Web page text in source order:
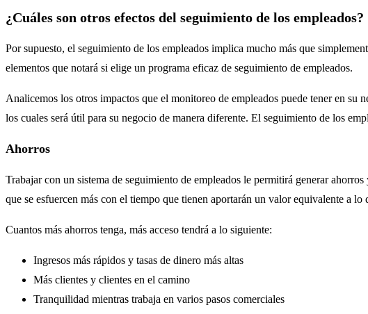
¿Cuáles son otros efectos del seguimiento de los empleados?
Por supuesto, el seguimiento de los empleados implica mucho más que
elementos que notará si elige un programa eficaz de seguimiento de empleados.
Analicemos los otros impactos que el monitoreo de empleados puede tener en
los cuales será útil para su negocio de manera diferente. El seguimiento de los
Ahorros
Trabajar con un sistema de seguimiento de empleados le permitirá generar
que se esfuercen más con el tiempo que tienen aportarán un valor equivalente a
Cuantos más ahorros tenga, más acceso tendrá a lo siguiente:
Ingresos más rápidos y tasas de dinero más altas
Más clientes y clientes en el camino
Tranquilidad mientras trabaja en varios pasos comerciales